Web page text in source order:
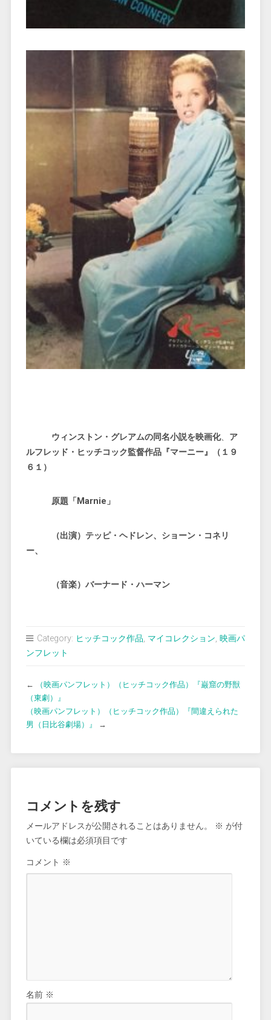
ウィンストン・グレアムの同名小説を映画化、
ア
ルフレッド・ヒッチコック監督作品『マーニー』（１９
６１）
原題「Marnie」
（出演）テッピ・ヘドレン、ショーン・コネリ
ー、
（音楽）バーナード・ハーマン
Category: ヒッチコック作品, マイコレクション, 映画パ
ンフレット
←
（映画パンフレット）（ヒッチコック作品）『巌窟の野獣
（東劇）』
（映画パンフレット）（ヒッチコック作品）『間違えられた
男（日比谷劇場）』
→
コメントを残す
メールアドレスが公開されることはありません。 ※ が付
いている欄は必須項目です
コメント ※
名前 ※